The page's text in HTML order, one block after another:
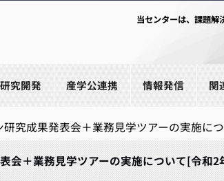
当センターは、課題解
研究開発 産学公連携 情報発信 関
研究成果発表会＋業務見学ツアーの実施に
会＋業務見学ツアーの実施について[令和